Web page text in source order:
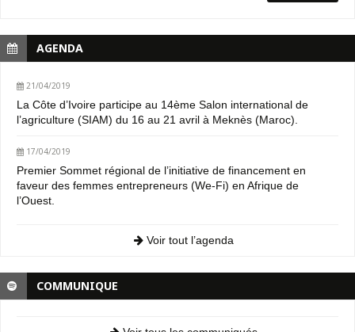
AGENDA
21/04/2019
La Côte d’Ivoire participe au 14ème Salon international de
l’agriculture (SIAM) du 16 au 21 avril à Meknès (Maroc).
17/04/2019
Premier Sommet régional de l’initiative de financement en
faveur des femmes entrepreneurs (We-Fi) en Afrique de
l’Ouest.
Voir tout l’agenda
COMMUNIQUE